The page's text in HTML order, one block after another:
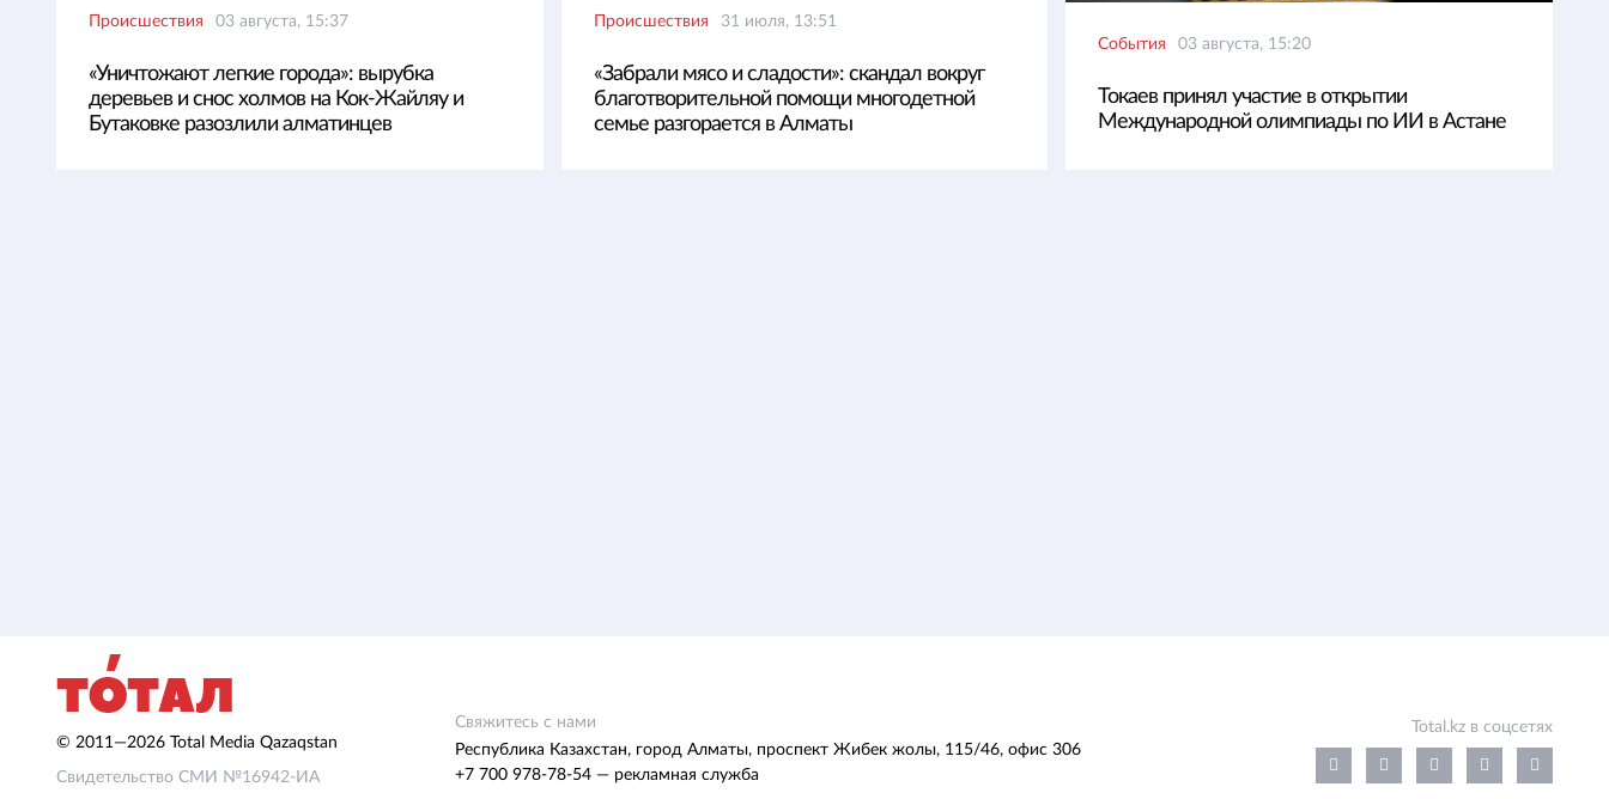
Происшествия 03 августа, 15:37
«Уничтожают легкие города»: вырубка
деревьев и снос холмов на Кок-Жайляу и
Бутаковке разозлили алматинцев
Происшествия 31 июля, 13:51
«Забрали мясо и сладости»: скандал вокруг
благотворительной помощи многодетной
семье разгорается в Алматы
События 03 августа, 15:20
Токаев принял участие в открытии
Международной олимпиады по ИИ в Астане
© 2011—2026 Total Media Qazaqstan
Свидетельство СМИ №16942-ИА
Свяжитесь с нами
Республика Казахстан, город Алматы, проспект Жибек жолы, 115/46, офис 306
+7 700 978-78-54 — рекламная служба
Total.kz в соцсетях